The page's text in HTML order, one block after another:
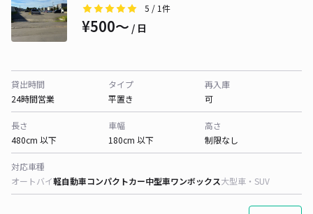
5 / 1件
¥500〜 / 日
貸出時間
24時間営業
タイプ
平置き
再入庫
可
長さ
480cm 以下
車幅
180cm 以下
高さ
制限なし
対応車種
オートバイ軽自動車コンパクトカー中型車ワンボックス大型車・SUV